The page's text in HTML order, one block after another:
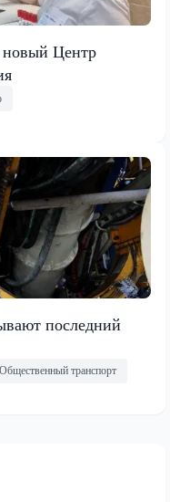
Центр
последний
Общественный транспорт